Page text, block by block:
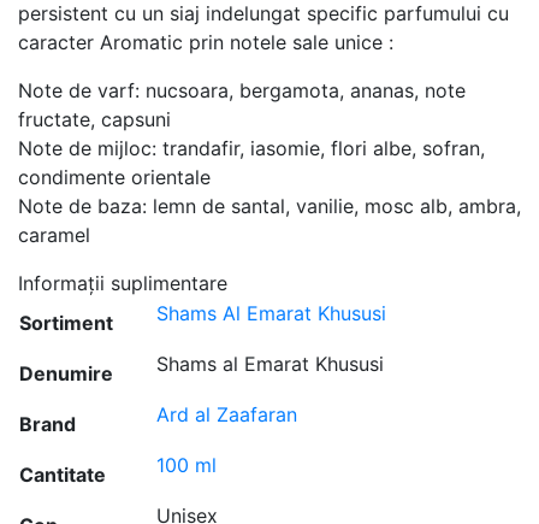
persistent cu un siaj indelungat specific parfumului cu
caracter Aromatic prin notele sale unice :
Note de varf: nucsoara, bergamota, ananas, note
fructate, capsuni
Note de mijloc: trandafir, iasomie, flori albe, sofran,
condimente orientale
Note de baza: lemn de santal, vanilie, mosc alb, ambra,
caramel
Informații suplimentare
Sortiment
Shams Al Emarat Khususi
Denumire Shams al Emarat Khususi
Brand Ard al Zaafaran
Cantitate 100 ml
Unisex